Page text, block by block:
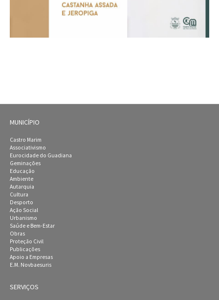
MUNICÍPIO
Castro Marim
Associativismo
Eurocidade do Guadiana
Geminações
Educação
Ambiente
Autarquia
Cultura
Desporto
Ação Social
Urbanismo
Saúde e Bem-Estar
Obras
Proteção Civil
Publicações
Apoio a Empresas
E.M. Novbaesuris
SERVIÇOS